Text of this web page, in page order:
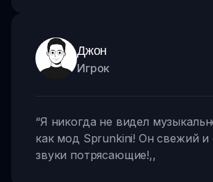
Джон
Игрок
“Я никогда не видел
как мод Sprunkini! Он свежий и
звуки потрясающие!,,